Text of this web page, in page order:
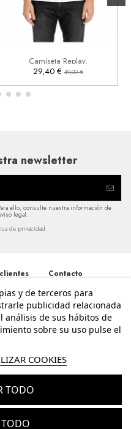
Camiseta Replay.
29,40 €49,00 €
2XL
 Añadir al carrito
newsletter
ello, consulte nuestra información de
legal.
de privacidad
pedidos
Contacto
Avda. Santos
Patronos 20, 46600,
Alzira - Valencia
962 411 268
y de terceros para
publicidad relacionada
análisis de sus hábitos de
sobre su uso pulse el
COOKIES
TODO
TODO